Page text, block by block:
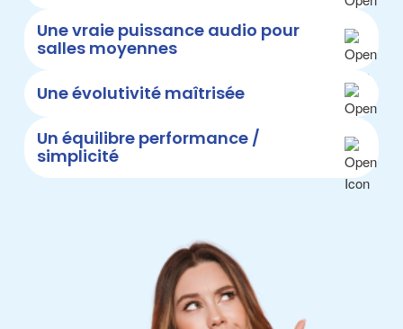
Une vraie puissance audio pour
salles moyennes
Une évolutivité maîtrisée
Un équilibre performance /
simplicité